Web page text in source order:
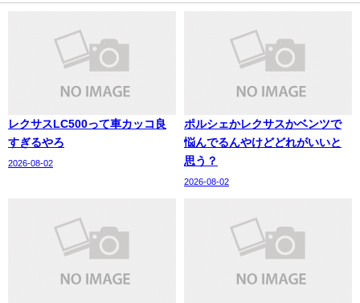
レクサスLC500って車カッコ良
すぎるやろ
2026-08-02
ポルシェかレクサスかベンツで
悩んでるんやけどどれがいいと
思う？
2026-08-02